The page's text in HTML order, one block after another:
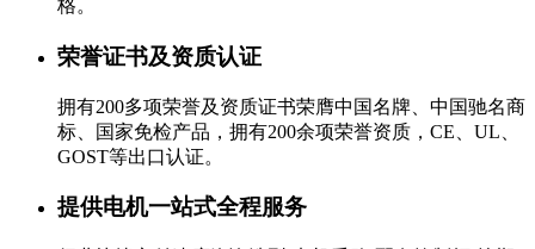
格。
荣誉证书及资质认证
拥有200多项荣誉及资质证书荣膺中国名牌、中国驰名商
标、国家免检产品，拥有200余项荣誉资质，CE、UL、
GOST等出口认证。
提供电机一站式全程服务